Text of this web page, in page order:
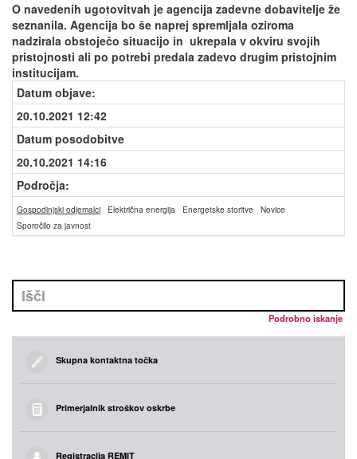
O navedenih ugotovitvah je agencija zadevne dobavitelje že
seznanila. Agencija bo še naprej spremljala oziroma
nadzirala obstoječo situacijo in ukrepala v okviru svojih
pristojnosti ali po potrebi predala zadevo drugim pristojnim
institucijam.
Datum objave:
20.10.2021 12:42
Datum posodobitve
20.10.2021 14:16
Področja:
Gospodinjski odjemalci Električna energija Energetske storitve
Novice
Sporočilo za javnost
Podrobno iskanje
Skupna kontaktna točka
Primerjalnik stroškov oskrbe
Registracija REMIT